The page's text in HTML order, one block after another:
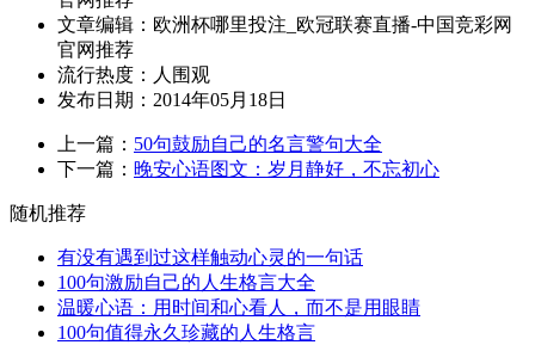
文章编辑：欧洲杯哪里投注_欧冠联赛直播-中国竞彩网
官网推荐
流行热度： 人围观
发布日期：2014年05月18日
上一篇： 50句鼓励自己的名言警句大全
下一篇： 晚安心语图文：岁月静好，不忘初心
随机推荐
有没有遇到过这样触动心灵的一句话
100句激励自己的人生格言大全
温暖心语：用时间和心看人，而不是用眼睛
100句值得永久珍藏的人生格言